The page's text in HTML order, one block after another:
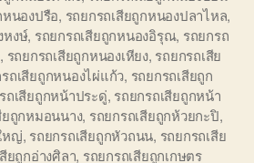
หนองปรือ, รถยกรถเสียถูกหนองปลาไหล,
หงษ์, รถยกรถเสียถูกหนองอิรุณ, รถยกรถ
, รถยกรถเสียถูกหนองเหียง, รถยกรถเสีย
ถเสียถูกหนองไผ่แก้ว, รถยกรถเสียถูก
ถเสียถูกหน้าประดู่, รถยกรถเสียถูกหน้า
ยถูกหมอนนาง, รถยกรถเสียถูกห้วยกะปิ,
หญ่, รถยกรถเสียถูกหัวถนน, รถยกรถเสีย
ยถูกอ่างศิลา, รถยกรถเสียถูกเกษตร